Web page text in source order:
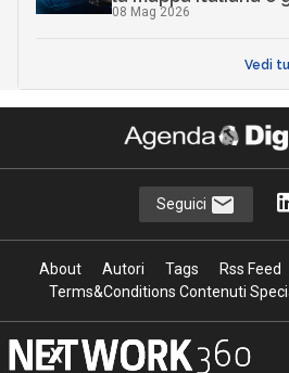
08 Mag 2026
Vedi
Seguici
About Autori Tags Rss Feed
Terms&Conditions Contenuti